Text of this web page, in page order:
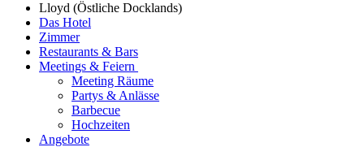
Lloyd (Östliche Docklands)
Das Hotel
Zimmer
Restaurants & Bars
Meetings & Feiern
Meeting Räume
Partys & Anlässe
Barbecue
Hochzeiten
Angebote